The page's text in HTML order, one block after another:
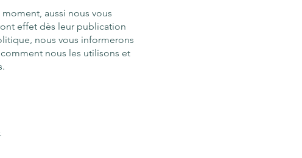
aussi nous vous
effet dès leur publication
nous vous informerons
nous les utilisons et